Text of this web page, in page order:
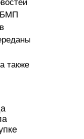
БМП
также